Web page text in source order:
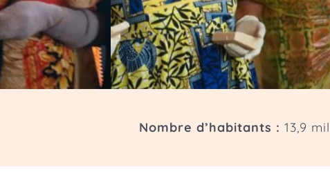
Nombre d’habitants : 13,9